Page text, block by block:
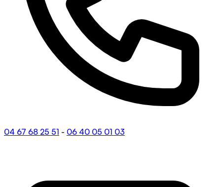
04 67 68 25 51 - 06 40 05 01 03